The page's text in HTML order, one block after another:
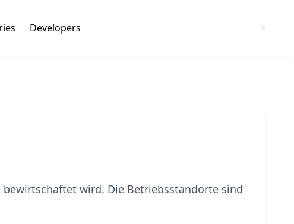
Developers
wird. Die Betriebsstandorte sind